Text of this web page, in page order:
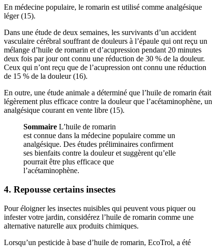
En médecine populaire, le romarin est utilisé comme analgésique
léger (15).
Dans une étude de deux semaines, les survivants d’un accident
vasculaire cérébral souffrant de douleurs à l’épaule qui ont reçu un
mélange d’huile de romarin et d’acupression pendant 20 minutes
deux fois par jour ont connu une réduction de 30 % de la douleur.
Ceux qui n’ont reçu que de l’acupression ont connu une réduction
de 15 % de la douleur (16).
En outre, une étude animale a déterminé que l’huile de romarin était
légèrement plus efficace contre la douleur que l’acétaminophène, un
analgésique courant en vente libre (15).
Sommaire L’huile de romarin
est connue dans la médecine populaire comme un
analgésique. Des études préliminaires confirment
ses bienfaits contre la douleur et suggèrent qu’elle
pourrait être plus efficace que
l’acétaminophène.
4. Repousse certains insectes
Pour éloigner les insectes nuisibles qui peuvent vous piquer ou
infester votre jardin, considérez l’huile de romarin comme une
alternative naturelle aux produits chimiques.
Lorsqu’un pesticide à base d’huile de romarin, EcoTrol, a été